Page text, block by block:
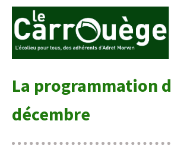
La programmation d
décembre